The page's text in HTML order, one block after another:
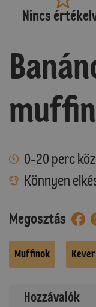
Nincs
muffin
0-20 perc
Könnyen
Megosztás
Muffinok
Hozzávalók